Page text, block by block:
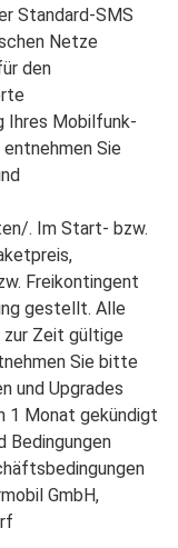
Standard-SMS
Netze
den
Ihres Mobilfunk-
Sie
. Im Start- bzw.
Freikontingent
gestellt. Alle
zur Zeit gültige
Sie bitte
und Upgrades
1 Monat gekündigt
Bedingungen
GmbH,